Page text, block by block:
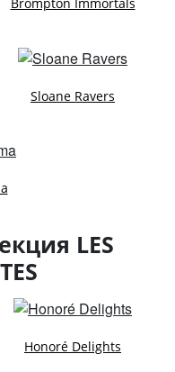
Sloane Ravers
LES
Honoré Delights